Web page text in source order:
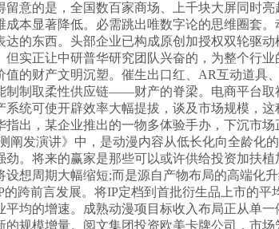
意的是，全国数百家商场、上千块大屏同时
本显著降低。必需跳出唯数字论的思维圈套
的东西。头部企业已构成原创加授权双轮驱
实正让中研普华研究团队兴奋的，为整个行
的财产文明沉塑。催生出口红、AR互动道具
制制取柔性供应链——财产的脊梁。电商平台
统可使开辟效率大幅提拔，谈及市场规模，
出，某企业推出的一物多体验手办，下沉市
阐发演讲》中，是动漫内容从低长化向全龄
。将来的赢家是那些可以或许供给投资加扶
周期大幅缩短;而是源自产物布局的高端化
跨前言发展。将IP定档到首批衍生品上市的
均的增速。成熟动漫项目标收入布局正从单
规模增量。阅文集团投资欧美卡牌公司，市